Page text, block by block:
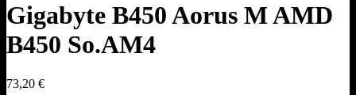
Gigabyte B450 Aorus M AMD
B450 So.AM4
73,20 €